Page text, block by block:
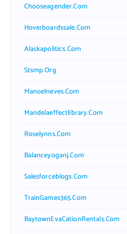
Chooseagender.com
Hoverboardssale.com
Alaskapolitics.com
Stsmp.org
Manoelneves.com
Mandelaeffectlibrary.com
Roselynns.com
Balanceyoganj.com
Salesforceblogs.com
TrainGames365.com
BaytownEvaCationRentals.com